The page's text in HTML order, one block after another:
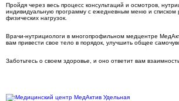
Пройдя через весь процесс консультаций и осмотров,
индивидуальную программу с ежедневным меню и списком
физических нагрузок.
Врачи-нутрициологи в многопрофильном медцентре
вам привести свое тело в порядок, улучшить общее
Заботьтесь о своем здоровье, и оно ответит вам